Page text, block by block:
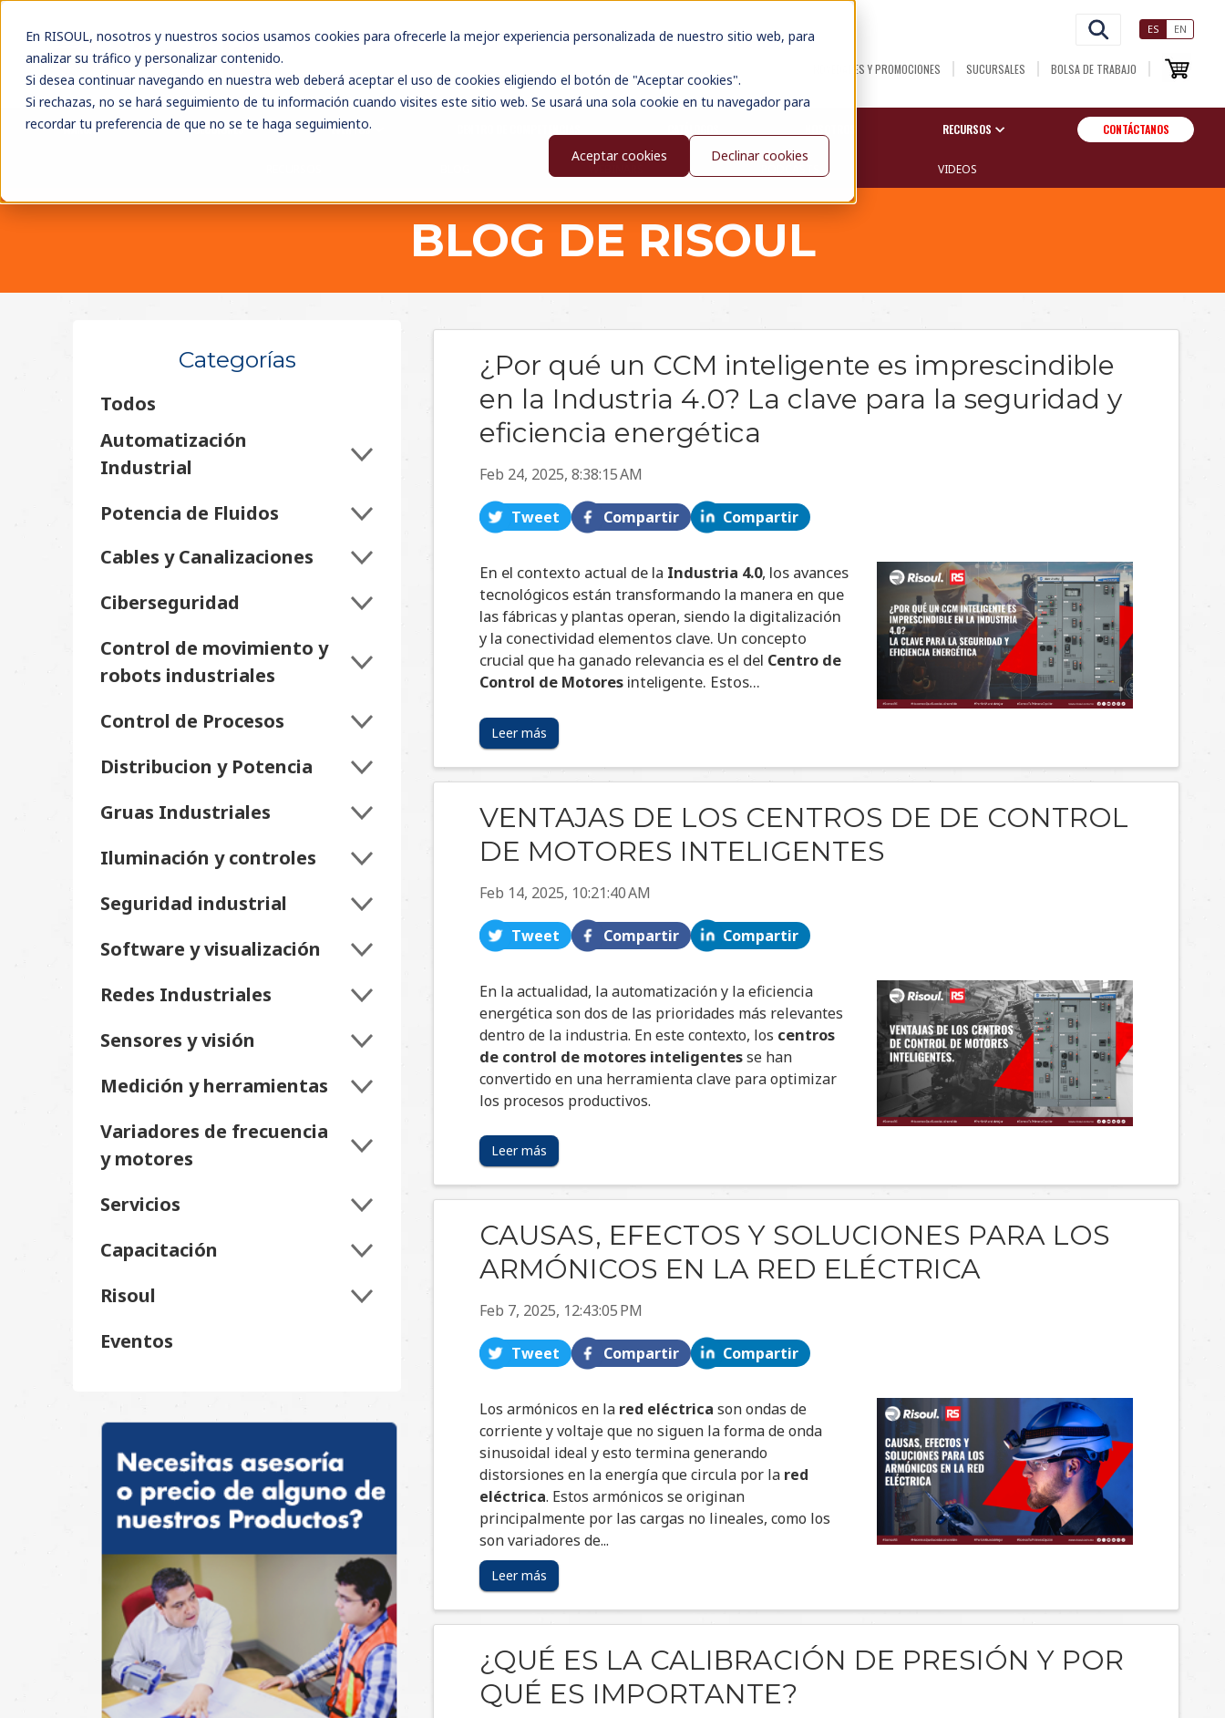
En RISOUL, nosotros y nuestros socios usamos cookies para ofrecerle la mejor experiencia personalizada de nuestro sitio web, para
analizar su tráfico y personalizar contenido.
Si desea continuar navegando en nuestra web deberá aceptar el uso de cookies eligiendo el botón de "Aceptar cookies".
Si rechazas, no se hará seguimiento de tu información cuando visites este sitio web. Se usará una sola cookie en tu navegador para
recordar tu preferencia de que no se te haga seguimiento.
Aceptar cookies
Declinar cookies
ES EN
NOVEDADES Y PROMOCIONES SUCURSALES BOLSA DE TRABAJO
MARCAS SOLUCIONES EVENTOS RECURSOS CONTÁCTANOS
WEBINARS VIDEOS
BLOG DE RISOUL
Categorías
Todos
Automatización
Industrial
Potencia de Fluidos
Cables y Canalizaciones
Ciberseguridad
Control de movimiento y
robots industriales
Control de Procesos
Distribucion y Potencia
Gruas Industriales
Iluminación y controles
Seguridad industrial
Software y visualización
Redes Industriales
Sensores y visión
Medición y herramientas
Variadores de frecuencia
y motores
Servicios
Capacitación
Risoul
Eventos
¿Por qué un CCM inteligente es imprescindible
en la Industria 4.0? La clave para la seguridad y
eficiencia energética
Feb 24, 2025, 8:38:15 AM
Tweet Compartir Compartir
En el contexto actual de la Industria 4.0, los avances
tecnológicos están transformando la manera en que
las fábricas y plantas operan, siendo la digitalización
y la conectividad elementos clave. Un concepto
crucial que ha ganado relevancia es el del Centro de
Control de Motores inteligente. Estos...
Leer más
VENTAJAS DE LOS CENTROS DE DE CONTROL
DE MOTORES INTELIGENTES
Feb 14, 2025, 10:21:40 AM
Tweet Compartir Compartir
En la actualidad, la automatización y la eficiencia
energética son dos de las prioridades más relevantes
dentro de la industria. En este contexto, los centros
de control de motores inteligentesse han
convertido en una herramienta clave para optimizar
los procesos productivos.
Leer más
CAUSAS, EFECTOS Y SOLUCIONES PARA LOS
ARMÓNICOS EN LA RED ELÉCTRICA
Feb 7, 2025, 12:43:05 PM
Tweet Compartir Compartir
Los armónicos en la red eléctrica son ondas de
corriente y voltaje que no siguen la forma de onda
sinusoidal ideal y esto termina generando
distorsiones en la energía que circula por la red
eléctrica. Estos armónicos se originan
principalmente por las cargas no lineales, como los
son variadores de...
Leer más
¿QUÉ ES LA CALIBRACIÓN DE PRESIÓN Y POR
QUÉ ES IMPORTANTE?